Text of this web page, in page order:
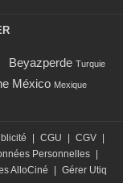
Beyazperde Turquie
México Mexique
CGU CGV
Personnelles
AlloCiné
Gérer Utiq